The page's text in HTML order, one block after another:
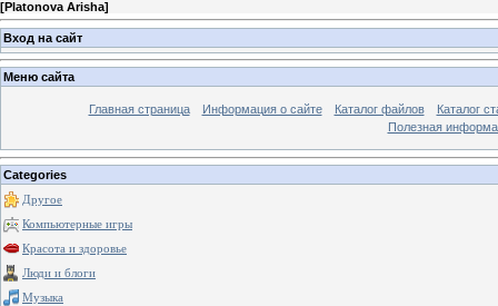
[Platonova Arisha]
Вход на сайт
Меню сайта
Главная страница Информация о сайте Каталог файлов
Каталог
Полезная
Categories
Другое
Компьютерные игры
Красота и здоровье
Люди и блоги
Музыка